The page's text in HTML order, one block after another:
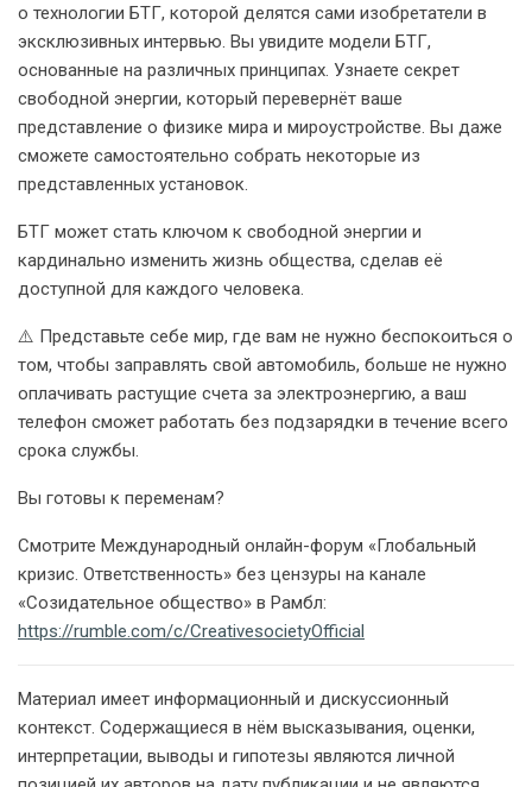
о технологии БТГ, которой делятся сами изобретатели в
эксклюзивных интервью. Вы увидите модели БТГ,
основанные на различных принципах. Узнаете секрет
свободной энергии, который перевернёт ваше
представление о физике мира и мироустройстве. Вы даже
сможете самостоятельно собрать некоторые из
представленных установок.
БТГ может стать ключом к свободной энергии и
кардинально изменить жизнь общества, сделав её
доступной для каждого человека.
⚠️ Представьте себе мир, где вам не нужно беспокоиться о
том, чтобы заправлять свой автомобиль, больше не нужно
оплачивать растущие счета за электроэнергию, а ваш
телефон сможет работать без подзарядки в течение всего
срока службы.
Вы готовы к переменам?
Смотрите Международный онлайн-форум «Глобальный
кризис. Ответственность» без цензуры на канале
«Созидательное общество» в Рамбл:
https://rumble.com/c/CreativesocietyOfficial
Материал имеет информационный и дискуссионный
контекст. Содержащиеся в нём высказывания, оценки,
интерпретации, выводы и гипотезы являются личной